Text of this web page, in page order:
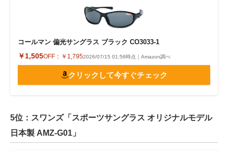
コールマン 偏光サングラス ブラック CO3033-1
￥1,505OFF： ￥1,7952026/07/15 01:56時点｜Amazon調べ
クリックして今すぐチェック
5位：スワンズ「スポーツサングラス オリジナルモデル
日本製 AMZ-G01」